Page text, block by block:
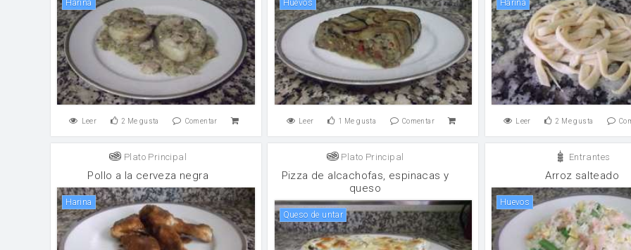
harina
Leer 2 Me gusta Comentar
huevos
Leer 1 Me gusta Comentar
harina
Leer 2 Me gusta
Plato Principal
Pollo a la cerveza negra
harina
Plato Principal
Pizza de alcachofas, espinacas y
queso
Queso de untar
Entrantes
Arroz salteado
huevos